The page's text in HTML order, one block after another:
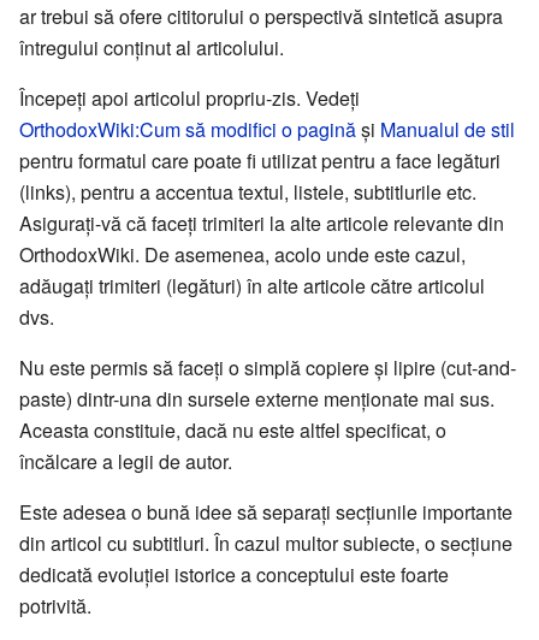
ar trebui să ofere cititorului o perspectivă sintetică asupra
întregului conţinut al articolului.
Începeţi apoi articolul propriu-zis. Vedeţi
OrthodoxWiki:Cum să modifici o paginăşi Manualul de stil
pentru formatul care poate fi utilizat pentru a face legături
(links), pentru a accentua textul, listele, subtitlurile etc.
Asiguraţi-vă că faceţi trimiteri la alte articole relevante din
OrthodoxWiki. De asemenea, acolo unde este cazul,
adăugaţi trimiteri (legături) în alte articole către articolul
dvs.
Nu este permis să faceţi o simplă copiere şi lipire (cut-and-
paste) dintr-una din sursele externe menţionate mai sus.
Aceasta constituie, dacă nu este altfel specificat, o
încălcare a legii de autor.
Este adesea o bună idee să separaţi secţiunile importante
din articol cu subtitluri. În cazul multor subiecte, o secţiune
dedicată evoluţiei istorice a conceptului este foarte
potrivită.